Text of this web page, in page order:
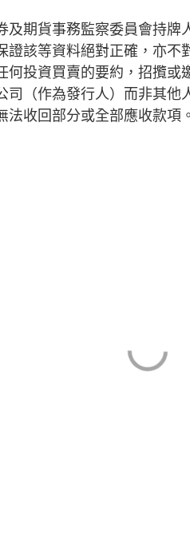
及期貨事務監察委員會持
證該等資料絕對正確，亦不
何投資買賣的要約，招攬
司（作為發行人）而非其
法收回部分或全部應收款項